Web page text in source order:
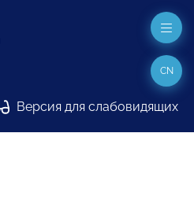
Версия для слабовидящих
CN